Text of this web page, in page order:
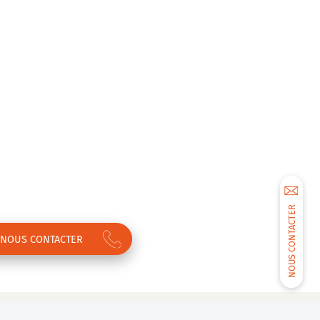
NOUS CONTACTER
NOUS CONTACTER